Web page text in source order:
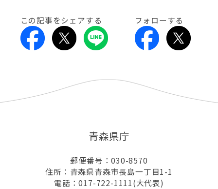
この記事をシェアする フォローする
青森県庁
郵便番号：030-8570
住所：青森県青森市長島一丁目1-1
電話：017-722-1111(大代表)